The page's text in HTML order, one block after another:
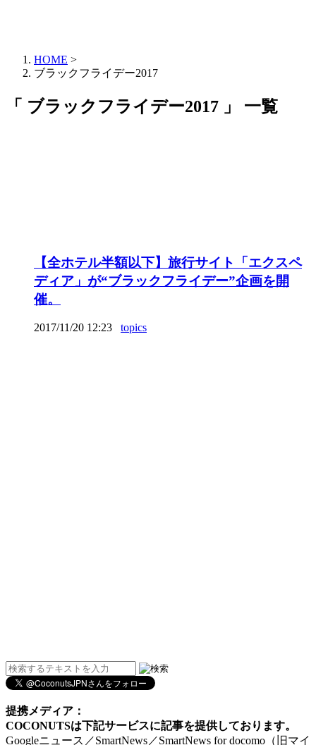
HOME >
ブラックフライデー2017
「 ブラックフライデー2017 」 一覧
【全ホテル半額以下】旅行サイト「エクスペ
ディア」が“ブラックフライデー”企画を開
催。
2017/11/20 12:23 topics
提携メディア：
COCONUTSは下記サービスに記事を提供しております。
Googleニュース／SmartNews／SmartNews for docomo（旧マイ